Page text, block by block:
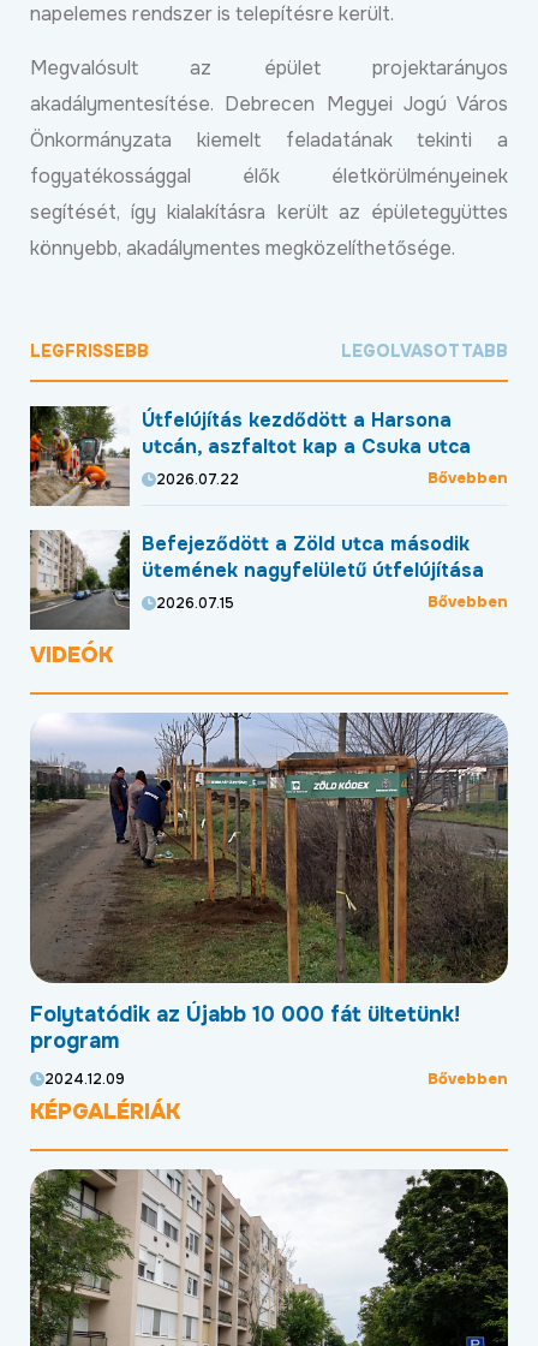
napelemes rendszer is telepítésre került.
Megvalósult az épület projektarányos
akadálymentesítése. Debrecen Megyei Jogú Város
Önkormányzata kiemelt feladatának tekinti a
fogyatékossággal élők életkörülményeinek
segítését, így kialakításra került az épületegyüttes
könnyebb, akadálymentes megközelíthetősége.
LEGFRISSEBB LEGOLVASOTTABB
Útfelújítás kezdődött a Harsona
utcán, aszfaltot kap a Csuka utca
2026.07.22 Bővebben
Befejeződött a Zöld utca második
ütemének nagyfelületű útfelújítása
2026.07.15 Bővebben
VIDEÓK
Folytatódik az Újabb 10 000 fát ültetünk!
program
2024.12.09 Bővebben
KÉPGALÉRIÁK